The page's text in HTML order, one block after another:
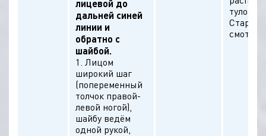
лицевой до
дальней синей
линии и
обратно с
шайбой.
1. Лицом
широкий шаг
(попеременный
толчок правой-
левой ногой),
шайбу ведём
одной рукой,